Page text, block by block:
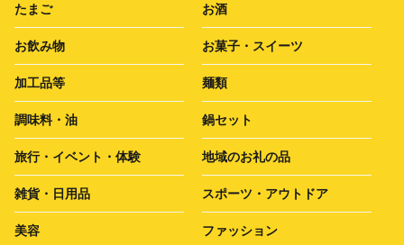
たまご お酒
お飲み物 お菓子・スイーツ
加工品等 麺類
調味料・油 鍋セット
旅行・イベント・体験 地域のお礼の品
雑貨・日用品 スポーツ・アウトドア
美容 ファッション